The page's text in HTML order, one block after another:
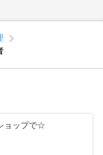
ョップで☆